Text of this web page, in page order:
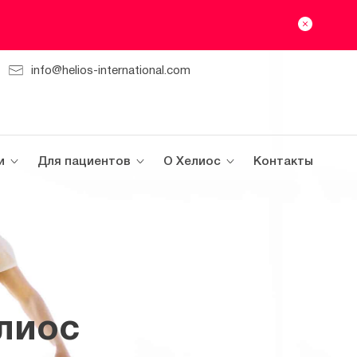
info@helios-international.com
Для пациентов О Хелиос Контакты